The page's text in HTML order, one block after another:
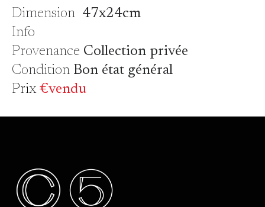
Dimension47x24cm
Info
Provenance Collection privée
Condition Bon état général
Prix€vendu